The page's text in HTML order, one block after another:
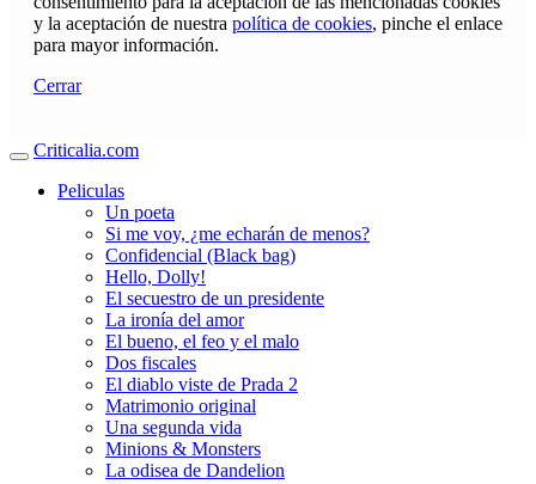
y la aceptación de nuestra política de cookies, pinche el enlace
para mayor información.
Cerrar
Criticalia.com
Peliculas
Un poeta
Si me voy, ¿me echarán de menos?
Confidencial (Black bag)
Hello, Dolly!
El secuestro de un presidente
La ironía del amor
El bueno, el feo y el malo
Dos fiscales
El diablo viste de Prada 2
Matrimonio original
Una segunda vida
Minions & Monsters
La odisea de Dandelion